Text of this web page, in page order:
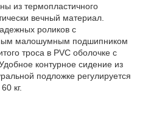
из термопластичного
вечный материал.
роликов с
малошумным подшипником
троса в PVC оболочке с
контурное сидение из
подложке регулируется
кг.